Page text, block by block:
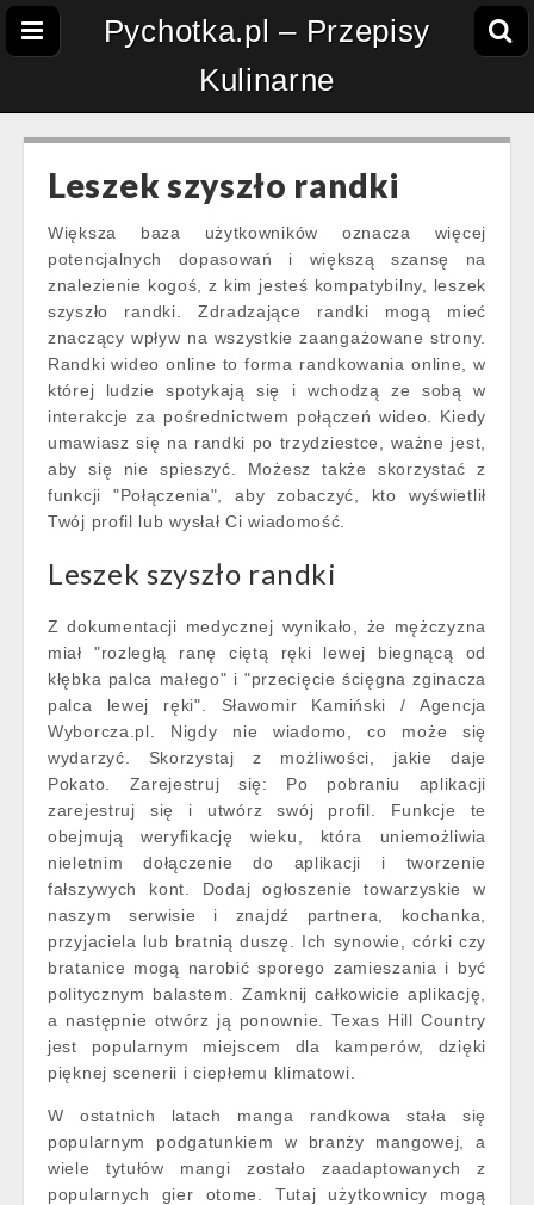
Pychotka.pl – Przepisy
Kulinarne
Leszek szyszło randki
Większa baza użytkowników oznacza więcej
potencjalnych dopasowań i większą szansę na
znalezienie kogoś, z kim jesteś kompatybilny, leszek
szyszło randki. Zdradzające randki mogą mieć
znaczący wpływ na wszystkie zaangażowane strony.
Randki wideo online to forma randkowania online, w
której ludzie spotykają się i wchodzą ze sobą w
interakcje za pośrednictwem połączeń wideo. Kiedy
umawiasz się na randki po trzydziestce, ważne jest,
aby się nie spieszyć. Możesz także skorzystać z
funkcji "Połączenia", aby zobaczyć, kto wyświetlił
Twój profil lub wysłał Ci wiadomość.
Leszek szyszło randki
Z dokumentacji medycznej wynikało, że mężczyzna
miał "rozległą ranę ciętą ręki lewej biegnącą od
kłębka palca małego" i "przecięcie ścięgna zginacza
palca lewej ręki". Sławomir Kamiński / Agencja
Wyborcza.pl. Nigdy nie wiadomo, co może się
wydarzyć. Skorzystaj z możliwości, jakie daje
Pokato. Zarejestruj się: Po pobraniu aplikacji
zarejestruj się i utwórz swój profil. Funkcje te
obejmują weryfikację wieku, która uniemożliwia
nieletnim dołączenie do aplikacji i tworzenie
fałszywych kont. Dodaj ogłoszenie towarzyskie w
naszym serwisie i znajdź partnera, kochanka,
przyjaciela lub bratnią duszę. Ich synowie, córki czy
bratanice mogą narobić sporego zamieszania i być
politycznym balastem. Zamknij całkowicie aplikację,
a następnie otwórz ją ponownie. Texas Hill Country
jest popularnym miejscem dla kamperów, dzięki
pięknej scenerii i ciepłemu klimatowi.
W ostatnich latach manga randkowa stała się
popularnym podgatunkiem w branży mangowej, a
wiele tytułów mangi zostało zaadaptowanych z
popularnych gier otome. Tutaj użytkownicy mogą